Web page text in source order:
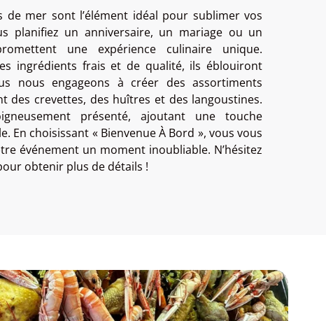
de mer sont l’élément idéal pour sublimer vos
planifiez un anniversaire, un mariage ou un
une expérience culinaire unique.
ingrédients frais et de qualité, ils éblouiront
nous engageons à créer des assortiments
des crevettes, des huîtres et des langoustines.
présenté, ajoutant une touche
En choisissant « Bienvenue À Bord », vous vous
événement un moment inoubliable. N’hésitez
obtenir plus de détails !